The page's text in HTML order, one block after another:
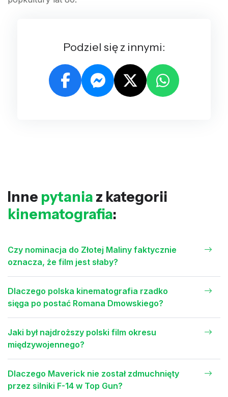
Podziel się z innymi:
Inne pytania z kategorii
kinematografia:
Czy nominacja do Złotej Maliny faktycznie
oznacza, że film jest słaby?
Dlaczego polska kinematografia rzadko
sięga po postać Romana Dmowskiego?
Jaki był najdroższy polski film okresu
międzywojennego?
Dlaczego Maverick nie został zdmuchnięty
przez silniki F-14 w Top Gun?